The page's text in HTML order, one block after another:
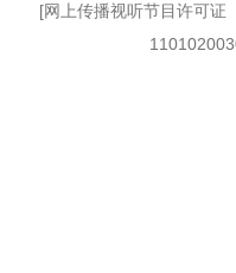
[网上传播视听节目许可证